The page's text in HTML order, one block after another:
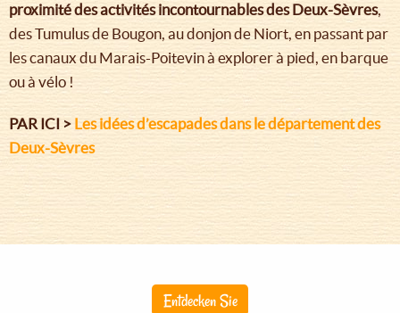
proximité des activités incontournables des Deux-Sèvres,
des Tumulus de Bougon, au donjon de Niort, en passant par
les canaux du Marais-Poitevin à explorer à pied, en barque
ou à vélo !
PAR ICI > Les idées d’escapades dans le département des
Deux-Sèvres
Entdecken Sie